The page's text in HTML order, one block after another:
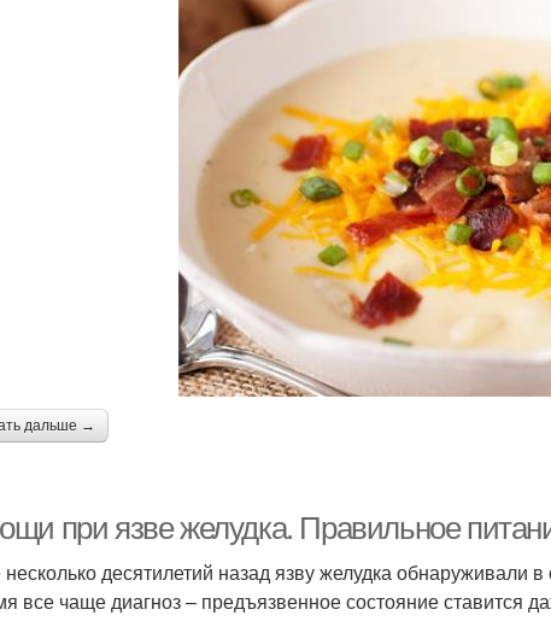
дальше →
при язве желудка. Правильное
десятилетий назад язву желудка
все чаще диагноз – предъязвенное состояние ставится